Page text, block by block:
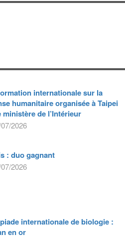
internationale sur la
humanitaire organisée à Taipei
ministère de l’Intérieur
2026
: duo gagnant
2026
internationale de biologie :
en or